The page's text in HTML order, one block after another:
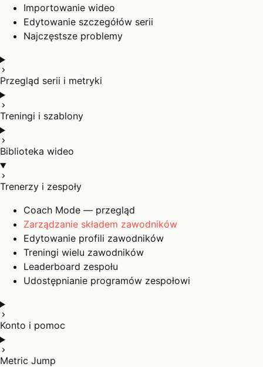
Importowanie wideo
Edytowanie szczegółów serii
Najczęstsze problemy
Przegląd serii i metryki
Treningi i szablony
Biblioteka wideo
Trenerzy i zespoły
Coach Mode — przegląd
Zarządzanie składem zawodników
Edytowanie profili zawodników
Treningi wielu zawodników
Leaderboard zespołu
Udostępnianie programów zespołowi
Konto i pomoc
Metric Jump